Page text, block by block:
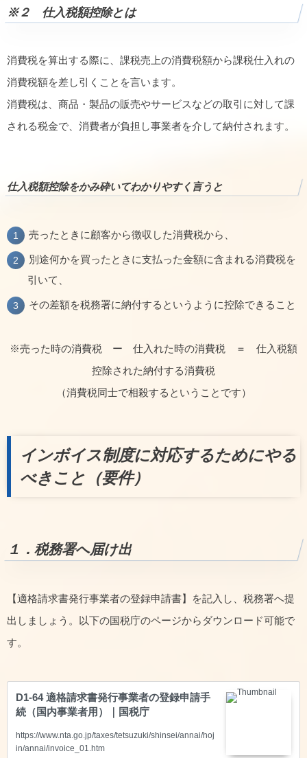
※２ 仕入税額控除とは
消費税を算出する際に、課税売上の消費税額から課税仕入れの
消費税額を差し引くことを言います。
消費税は、商品・製品の販売やサービスなどの取引に対して課
される税金で、消費者が負担し事業者を介して納付されます。
仕入税額控除をかみ砕いてわかりやすく言うと
売ったときに顧客から徴収した消費税から、
別途何かを買ったときに支払った金額に含まれる消費税を
引いて、
その差額を税務署に納付するというように控除できること
※売った時の消費税 ー 仕入れた時の消費税 ＝ 仕入税額
控除された納付する消費税
（消費税同士で相殺するということです）
インボイス制度に対応するためにやる
べきこと（要件）
１．税務署へ届け出
【適格請求書発行事業者の登録申請書】を記入し、税務署へ提
出しましょう。以下の国税庁のページからダウンロード可能で
す。
D1-64 適格請求書発行事業者の登録申請手
続（国内事業者用）｜国税庁
https://www.nta.go.jp/taxes/tetsuzuki/shinsei/annai/hoj
in/annai/invoice_01.htm